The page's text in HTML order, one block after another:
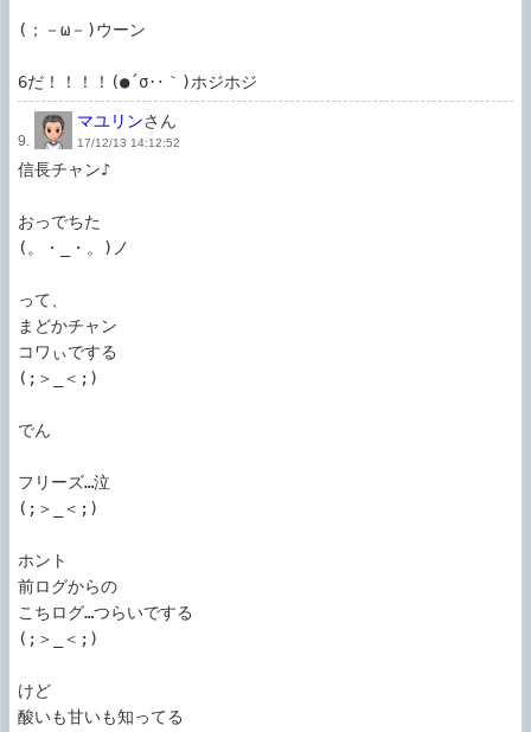
(；－ω－)ウーン
6だ！！！！(●´σ‥｀)ホジホジ
9.
マユリンさん
17/12/13 14:12:52
信長チャン♪
おっでちた
(。・_・。)ノ
って、
まどかチャン
コワぃでする
(;＞_＜;)
でん
フリーズ…泣
(;＞_＜;)
ホント
前ログからの
こちログ…つらいでする
(;＞_＜;)
けど
酸いも甘いも知ってる